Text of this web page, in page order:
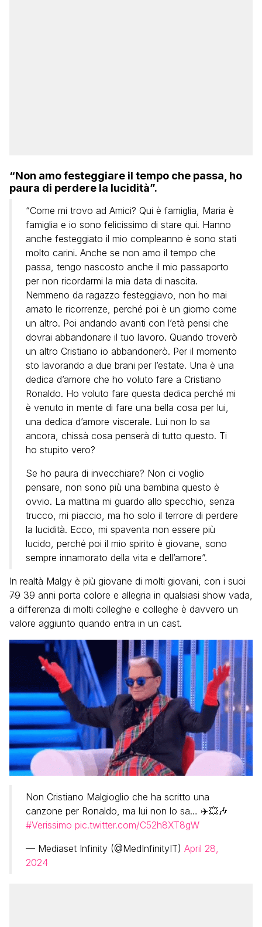
“Non amo festeggiare il tempo che passa, ho
paura di perdere la lucidità”.
“Come mi trovo ad Amici? Qui è famiglia, Maria è
famiglia e io sono felicissimo di stare qui. Hanno
anche festeggiato il mio compleanno è sono stati
molto carini. Anche se non amo il tempo che
passa, tengo nascosto anche il mio passaporto
per non ricordarmi la mia data di nascita.
Nemmeno da ragazzo festeggiavo, non ho mai
amato le ricorrenze, perché poi è un giorno come
un altro. Poi andando avanti con l’età pensi che
dovrai abbandonare il tuo lavoro. Quando troverò
un altro Cristiano io abbandonerò. Per il momento
sto lavorando a due brani per l’estate. Una è una
dedica d’amore che ho voluto fare a Cristiano
Ronaldo. Ho voluto fare questa dedica perché mi
è venuto in mente di fare una bella cosa per lui,
una dedica d’amore viscerale. Lui non lo sa
ancora, chissà cosa penserà di tutto questo. Ti
ho stupito vero?
Se ho paura di invecchiare? Non ci voglio
pensare, non sono più una bambina questo è
ovvio. La mattina mi guardo allo specchio, senza
trucco, mi piaccio, ma ho solo il terrore di perdere
la lucidità. Ecco, mi spaventa non essere più
lucido, perché poi il mio spirito è giovane, sono
sempre innamorato della vita e dell’amore”.
In realtà Malgy è più giovane di molti giovani, con i suoi
79 39 anni porta colore e allegria in qualsiasi show vada,
a differenza di molti colleghe e colleghe è davvero un
valore aggiunto quando entra in un cast.
Non Cristiano Malgioglio che ha scritto una
canzone per Ronaldo, ma lui non lo sa… ✈️💥🎶
#Verissimo pic.twitter.com/C52h8XT8gW
— Mediaset Infinity (@MedInfinityIT) April 28,
2024